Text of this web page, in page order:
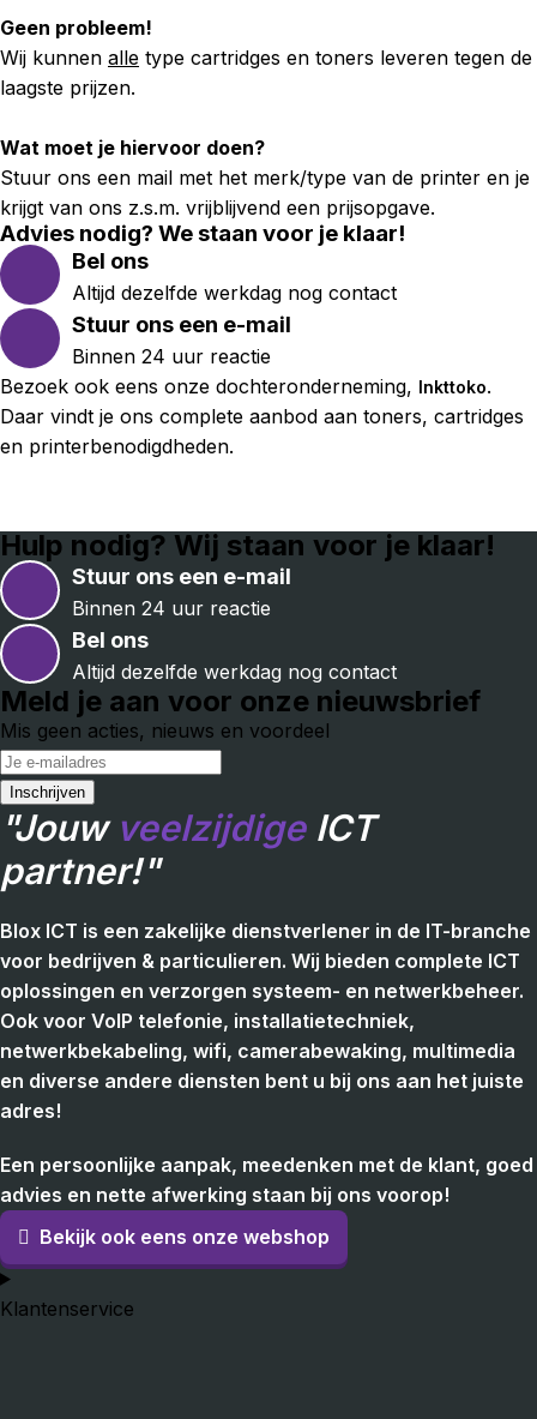
Geen probleem!
Wij kunnen alle type cartridges en toners leveren tegen de
laagste prijzen.
Wat moet je hiervoor doen?
Stuur ons een mail met het merk/type van de printer en je
krijgt van ons z.s.m. vrijblijvend een prijsopgave.
Advies nodig? We staan voor je klaar!
Bel ons
Altijd dezelfde werkdag nog contact
Stuur ons een e-mail
Binnen 24 uur reactie
Bezoek ook eens onze dochteronderneming, Inkttoko.
Daar vindt je ons complete aanbod aan toners, cartridges
en printerbenodigdheden.
Hulp nodig? Wij staan voor je klaar!
Stuur ons een e-mail
Binnen 24 uur reactie
Bel ons
Altijd dezelfde werkdag nog contact
Meld je aan voor onze nieuwsbrief
Mis geen acties, nieuws en voordeel
"Jouw veelzijdigeICT
partner!"
Blox ICT is een zakelijke dienstverlener in de IT-branche
voor bedrijven & particulieren. Wij bieden complete ICT
oplossingen en verzorgen systeem- en netwerkbeheer.
Ook voor VoIP telefonie, installatietechniek,
netwerkbekabeling, wifi, camerabewaking, multimedia
en diverse andere diensten bent u bij ons aan het juiste
adres!
Een persoonlijke aanpak, meedenken met de klant, goed
advies en nette afwerking staan bij ons voorop!
Bekijk ook eens onze webshop
Klantenservice